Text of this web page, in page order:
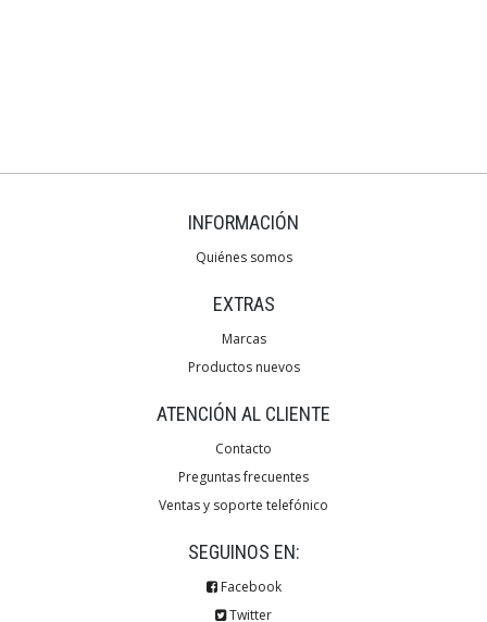
INFORMACIÓN
Quiénes somos
EXTRAS
Marcas
Productos nuevos
ATENCIÓN AL CLIENTE
Contacto
Preguntas frecuentes
Ventas y soporte telefónico
SEGUINOS EN:
Facebook
Twitter